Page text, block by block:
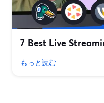
7 Best Live
もっと読む